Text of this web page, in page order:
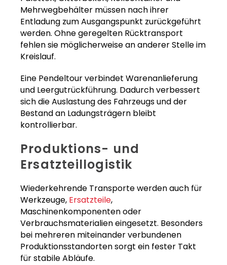
Mehrwegbehälter müssen nach ihrer
Entladung zum Ausgangspunkt zurückgeführt
werden. Ohne geregelten Rücktransport
fehlen sie möglicherweise an anderer Stelle im
Kreislauf.
Eine Pendeltour verbindet Warenanlieferung
und Leergutrückführung. Dadurch verbessert
sich die Auslastung des Fahrzeugs und der
Bestand an Ladungsträgern bleibt
kontrollierbar.
Produktions- und
Ersatzteillogistik
Wiederkehrende Transporte werden auch für
Werkzeuge, Ersatzteile,
Maschinenkomponenten oder
Verbrauchsmaterialien eingesetzt. Besonders
bei mehreren miteinander verbundenen
Produktionsstandorten sorgt ein fester Takt
für stabile Abläufe.